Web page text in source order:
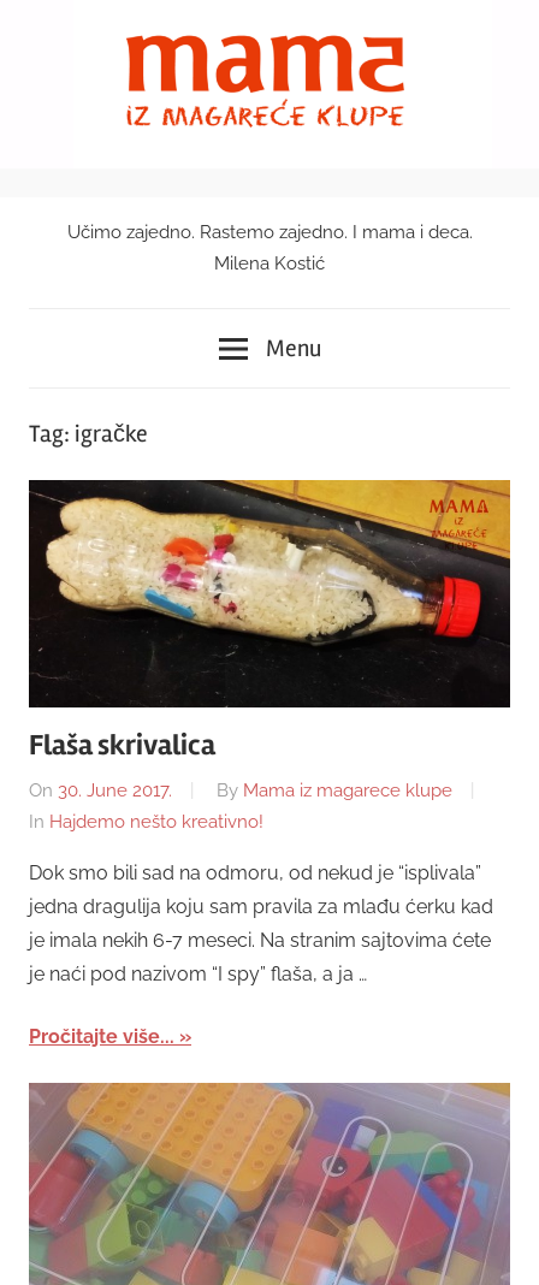
Mama
magareće
klupe
Učimo zajedno. Rastemo zajedno. I mama i deca.
Milena Kostić
Menu
Tag: igračke
Flaša skrivalica
On 30. June 2017. By Mama iz magarece klupe
In Hajdemo nešto kreativno!
Dok smo bili sad na odmoru, od nekud je “isplivala”
jedna dragulija koju sam pravila za mlađu ćerku kad
je imala nekih 6-7 meseci. Na stranim sajtovima ćete
je naći pod nazivom “I spy” flaša, a ja …
Pročitajte više...